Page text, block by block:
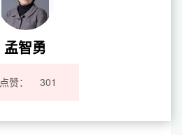
孟智勇
点赞： 301